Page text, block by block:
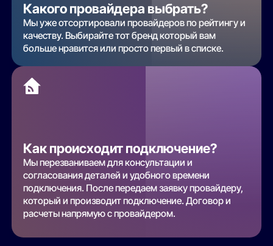
Какого провайдера выбрать?
Мы уже отсортировали провайдеров по рейтингу и
качеству. Выбирайте тот бренд который вам
больше нравится или просто первый в списке.
Как происходит подключение?
Мы перезваниваем для консультации и
согласования деталей и удобного времени
подключения. После передаем заявку провайдеру,
который и производит подключение. Договор и
расчеты напрямую с провайдером.